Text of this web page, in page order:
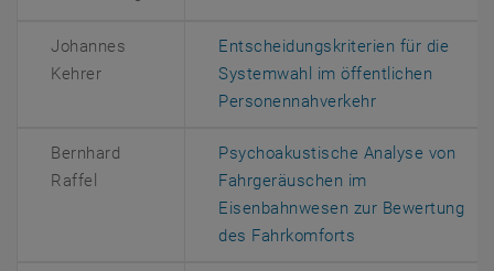
Johannes
Kehrer
Entscheidungskriterien für die
Systemwahl im öffentlichen
Personennahverkehr, öffnet eine
Bernhard
Raffel
Psychoakustische Analyse von
Fahrgeräuschen im
Eisenbahnwesen zur Bewertung
des Fahrkomforts